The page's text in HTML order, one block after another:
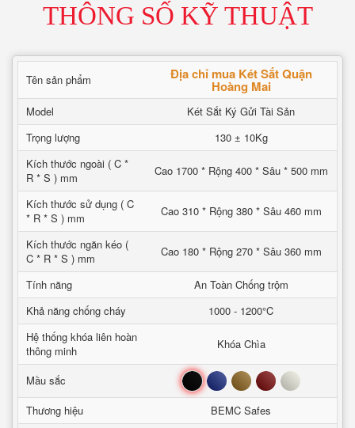
THÔNG SỐ KỸ THUẬT
Tên sản phẩm Địa chỉ mua Két Sắt Quận
Hoàng Mai
Model
Két Sắt Ký Gửi Tài Sản
Trọng lượng
130 ± 10Kg
Kích thước ngoài ( C *
R * S ) mm
Cao 1700 * Rộng 400 * Sâu * 500 mm
Kích thước sử dụng ( C
* R * S ) mm
Cao 310 * Rộng 380 * Sâu 460 mm
Kích thước ngăn kéo (
C * R * S ) mm
Cao 180 * Rộng 270 * Sâu 360 mm
Tính năng
An Toàn Chống trộm
Khả năng chống cháy
1000 - 1200°C
Hệ thống khóa liên hoàn
thông minh
Khóa Chìa
Mầu sắc Đen Xanh Nâu Đỏ Trắng
Thương hiệu
BEMC Safes